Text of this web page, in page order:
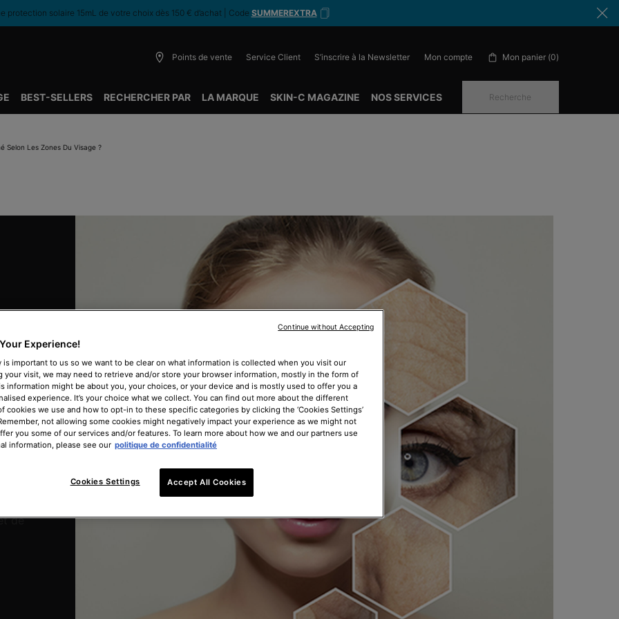
protection solaire 15mL de votre choix dès 150 € d’achat | Code SUMMEREXTRA
Points de vente Service Client S’inscrire à la Newsletter Mon compte Mon panier 0
0 produit in cart
BEST-SELLERS RECHERCHER PAR LA MARQUE SKIN-C MAGAZINE NOS SERVICES Recherche
Selon Les Zones Du Visage ?
de
Experience!
is important to us so we want to be clear on what information is collected when you visit our
your visit, we may need to retrieve and/or store your browser information, mostly in the form of
information might be about you, your choices, or your device and is mostly used to offer you a
experience. It’s your choice what we collect. You can find out more about the different
cookies we use and how to opt-in to these specific categories by clicking the ‘Cookies Settings’
not allowing some cookies might negatively impact your experience as we might not
you some of our services and/or features. To learn more about how we and our partners use
information, please see our politique de confidentialité
Cookies Settings Accept All Cookies
Continue without Accepting